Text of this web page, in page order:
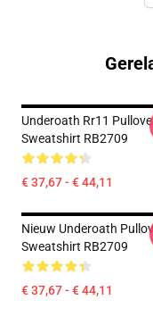
Underoath Rr11 Pullover
Sweatshirt RB2709
€ 37,67 - € 44,11
Nieuw Underoath
Sweatshirt RB2709
€ 37,67 - € 44,11